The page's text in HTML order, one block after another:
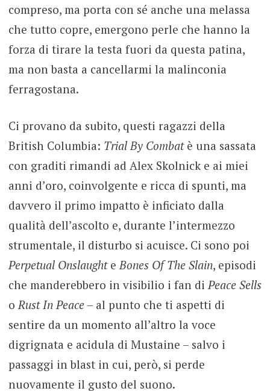
compreso, ma porta con sé anche una melassa
che tutto copre, emergono perle che hanno la
forza di tirare la testa fuori da questa patina,
ma non basta a cancellarmi la malinconia
ferragostana.
Ci provano da subito, questi ragazzi della
British Columbia: Trial By Combatè una sassata
con graditi rimandi ad Alex Skolnick e ai miei
anni d’oro, coinvolgente e ricca di spunti, ma
davvero il primo impatto è inficiato dalla
qualità dell’ascolto e, durante l’intermezzo
strumentale, il disturbo si acuisce. Ci sono poi
Perpetual OnslaughteBones Of The Slain, episodi
che manderebbero in visibilio i fan diPeace Sells
oRust In Peace– al punto che ti aspetti di
sentire da un momento all’altro la voce
digrignata e acidula di Mustaine – salvo i
passaggi in blast in cui, però, si perde
nuovamente il gusto del suono.